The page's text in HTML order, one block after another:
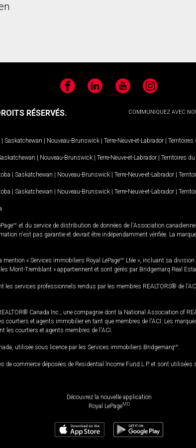
FacebookLinkedIn YouTubeInstagram
COMMUNIQUEZ AVEC
RÉSERVÉS.
| Saskatchewan | Nouveau-Brunswick | Terre-Neuve-et-Labrador | Territoires
| Nouveau-Brunswick | Terre-Neuve-et-Labrador | Territoires
| Saskatchewan | Nouveau-Brunswick | Terre-Neuve-et-Labrador |
| Saskatchewan | Nouveau-Brunswick | Terre-Neuve-et-Labrador |
MD et du service de distribution de données de l'Association
n'est pas garantie et devrait être indépendamment vérifiée. La
« Services immobiliers Royal LePageMD Ltée », incluant sa division
Mont-Tremblant » appartiennent et sont gérés par Bridgemarq Real
services professionnels rendus par les membres REALTORS® de
Canada Inc., une compagnie dont la National Association of
courtiers et agents immobilier en tant que membres de l'ACI. Les
les courtiers et agents membres de l'ACI.
utilisée sous licence par les Services immobiliers BridgemarqMD
de commerce déposées de Residential Income Fund L.P. et sont
Découvrez la nouvelle application
Royal LePageMD